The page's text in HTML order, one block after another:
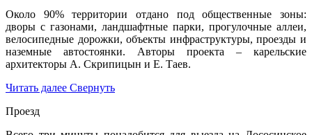
Около 90% территории отдано под общественные зоны:
дворы с газонами, ландшафтные парки, прогулочные аллеи,
велосипедные дорожки, объекты инфраструктуры, проезды и
наземные автостоянки. Авторы проекта – карельские
архитекторы А. Скрипицын и Е. Таев.
Читать далее Свернуть
Проезд